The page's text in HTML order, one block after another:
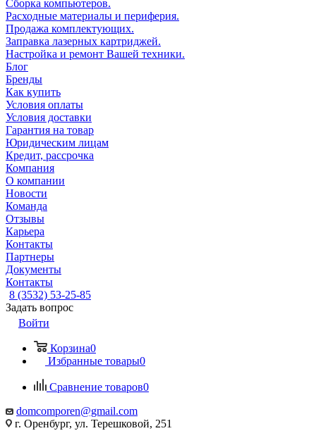
Сборка компьютеров.
Расходные материалы и периферия.
Продажа комплектующих.
Заправка лазерных картриджей.
Настройка и ремонт Вашей техники.
Блог
Бренды
Как купить
Условия оплаты
Условия доставки
Гарантия на товар
Юридическим лицам
Кредит, рассрочка
Компания
О компании
Новости
Команда
Отзывы
Карьера
Контакты
Партнеры
Документы
Контакты
8 (3532) 53-25-85
Задать вопрос
Войти
Корзина0
Избранные товары0
Сравнение товаров0
domcomporen@gmail.com
г. Оренбург, ул. Терешковой, 251